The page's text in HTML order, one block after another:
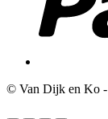
© Van Dijk en Ko -